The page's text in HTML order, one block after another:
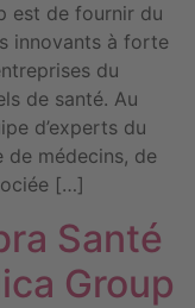
est de fournir du
innovants à forte
du
de santé. Au
d’experts du
de médecins, de
[…]
Santé
Group